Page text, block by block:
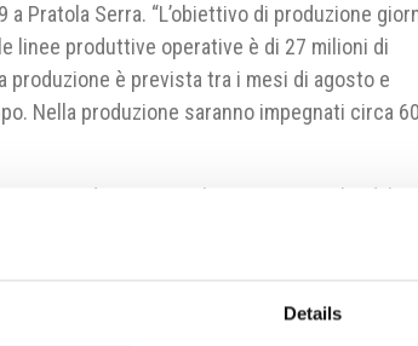
Details
a Pratola Serra. “L’obiettivo di produzione
linee produttive operative è di 27 milioni di
produzione è prevista tra i mesi di agosto e
Nella produzione saranno impegnati circa
non è per FCA solo una mera scelta di
COO della Regione EMEA di FCA –
avanti in ambito mondiale per sostenere
i nostri dipendenti. In particolare in
eccellenze sul fronte industriale fin dalle